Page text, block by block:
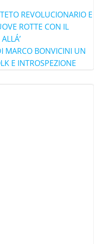
REVOLUCIONARIO E
ROTTE CON IL
MARCO BONVICINI UN
E INTROSPEZIONE